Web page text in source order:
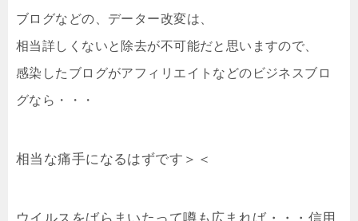
ブログなどの、データー改変は、
相当詳しくないと除去が不可能だと思いますので、
感染したブログがアフィリエイトなどのビジネスブロ
グなら・・・
相当な痛手になるはずです＞＜